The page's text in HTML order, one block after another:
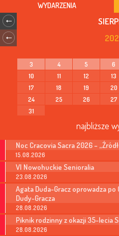
WYDARZENIA
3
4 5 6
10
11 12 13
17
18 19 20
24
25 26 27
31
najbliższe
Noc Cracovia Sacra 2026 –
15.08.2026
VI Nowohuckie Senioralia
23.08.2026
Agata Duda-Gracz oprowadza
Dudy-Gracza
28.08.2026
Piknik rodzinny z okazji 35-lecia
28.08.2026